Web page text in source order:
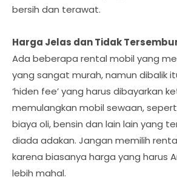
bersih dan terawat.
Harga Jelas dan Tidak
Ada beberapa rental mobil yang
yang sangat murah, namun dibalik
‘hiden fee’ yang harus dibayarkan
memulangkan mobil sewaan,
biaya oli, bensin dan lain lain yang
diada adakan. Jangan memilih
karena biasanya harga yang harus
lebih mahal.